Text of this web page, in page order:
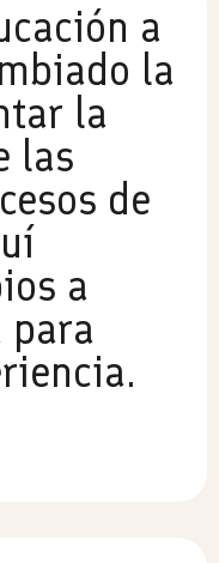
a
la
la
las
de
a
para